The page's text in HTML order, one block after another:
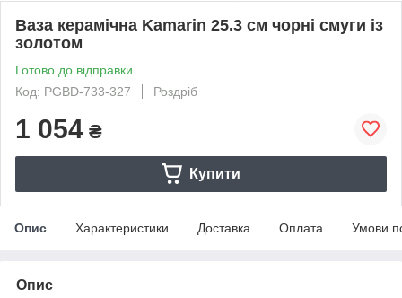
Ваза керамічна Kamarin 25.3 см чорні смуги із
золотом
Готово до відправки
Код: PGBD-733-327
Роздріб
1 054 ₴
Купити
Опис Характеристики Доставка Оплата Умови
Опис